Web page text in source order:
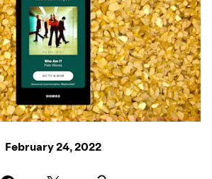
February 24, 2022